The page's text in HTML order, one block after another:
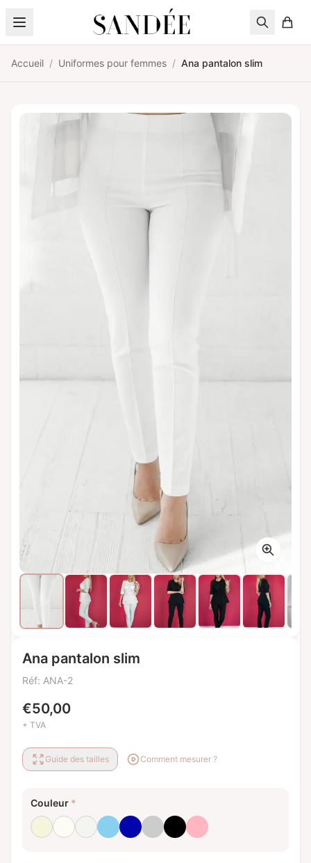
Aller au contenu
Accueil / Uniformes pour femmes / Ana pantalon slim
Ana pantalon slim
Réf: ANA-2
€50,00
+ TVA
Guide des tailles Comment mesurer ?
Couleur *
BeigeBlanc laiteux
Blanc optique
Bleu bébé
Bleu royal
Gris clair
NoirRose clair